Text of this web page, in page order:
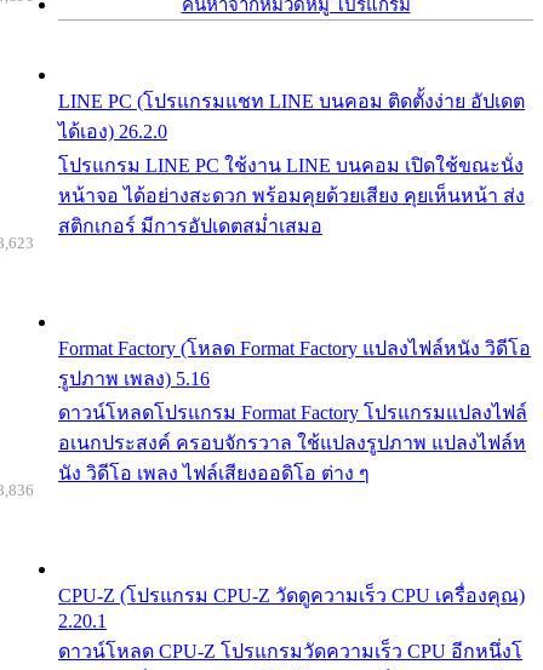
ค้นหาจากหมวดหมู่ โปรแกรม
LINE PC (โปรแกรมแชท LINE บนคอม ติดตั้งง่าย อัปเดต
ได้เอง) 26.2.0
โปรแกรม LINE PC ใช้งาน LINE บนคอม เปิดใช้ขณะนั่ง
หน้าจอ ได้อย่างสะดวก พร้อมคุยด้วยเสียง คุยเห็นหน้า ส่ง
สติกเกอร์ มีการอัปเดตสม่ำเสมอ
Format Factory (โหลด Format Factory แปลงไฟล์หนัง วิดีโอ
รูปภาพ เพลง) 5.16
ดาวน์โหลดโปรแกรม Format Factory โปรแกรมแปลงไฟล์
อเนกประสงค์ ครอบจักรวาล ใช้แปลงรูปภาพ แปลงไฟล์ห
นัง วิดีโอ เพลง ไฟล์เสียงออดิโอ ต่าง ๆ
CPU-Z (โปรแกรม CPU-Z วัดดูความเร็ว CPU เครื่องคุณ)
2.20.1
ดาวน์โหลด CPU-Z โปรแกรมวัดความเร็ว CPU อีกหนึ่งโ